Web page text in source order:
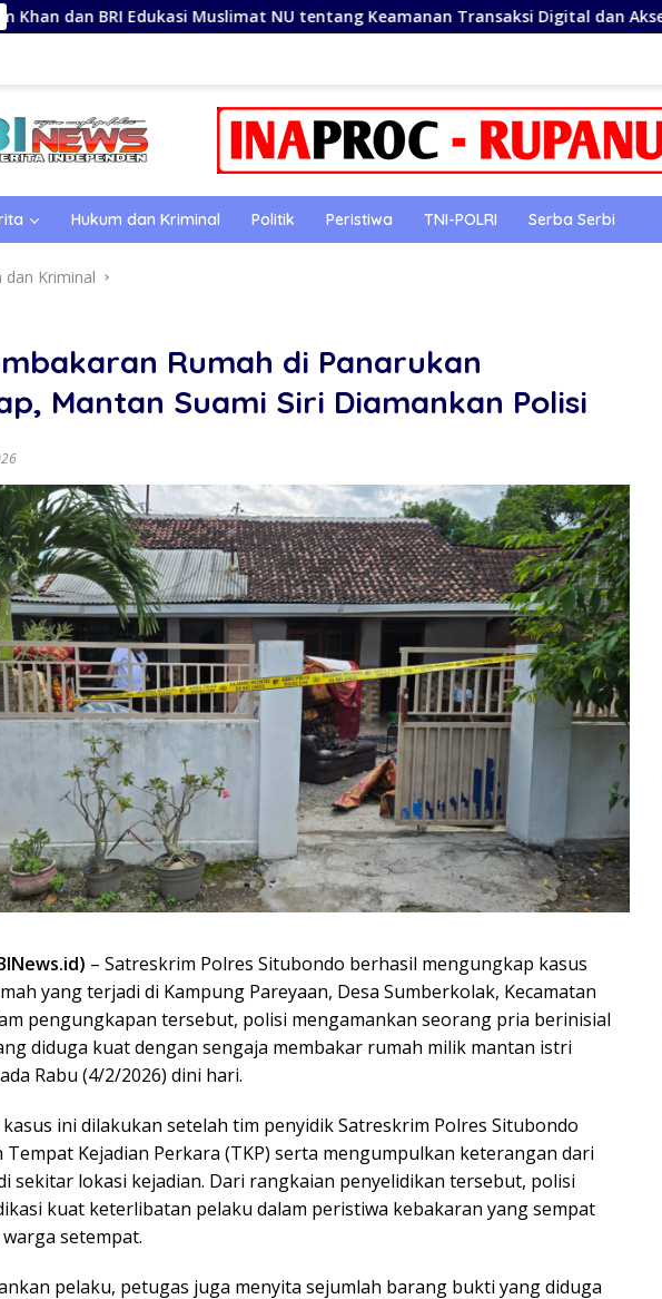
Muslimat NU tentang Keamanan Transaksi Digital dan Akses Permodalan UMKM
Hukum dan Kriminal Politik Peristiwa TNI-POLRI Serba Serbi
dan Kriminal
Rumah di Panarukan
Mantan Suami Siri Diamankan Polisi
– Satreskrim Polres Situbondo berhasil mengungkap kasus
yang terjadi di Kampung Pareyaan, Desa Sumberkolak, Kecamatan
pengungkapan tersebut, polisi mengamankan seorang pria berinisial
diduga kuat dengan sengaja membakar rumah milik mantan istri
Rabu (4/2/2026) dini hari.
ini dilakukan setelah tim penyidik Satreskrim Polres Situbondo
Tempat Kejadian Perkara (TKP) serta mengumpulkan keterangan dari
sekitar lokasi kejadian. Dari rangkaian penyelidikan tersebut, polisi
kuat keterlibatan pelaku dalam peristiwa kebakaran yang sempat
setempat.
pelaku, petugas juga menyita sejumlah barang bukti yang diduga